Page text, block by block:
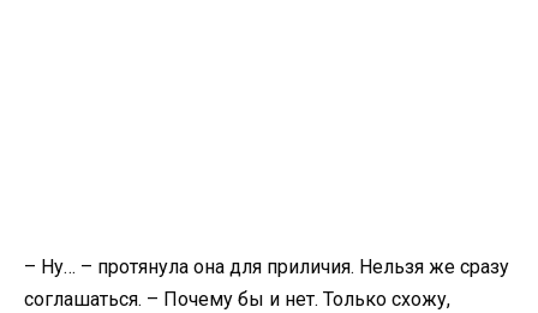
– Ну… – протянула она для приличия. Нельзя же сразу
соглашаться. – Почему бы и нет. Только схожу,